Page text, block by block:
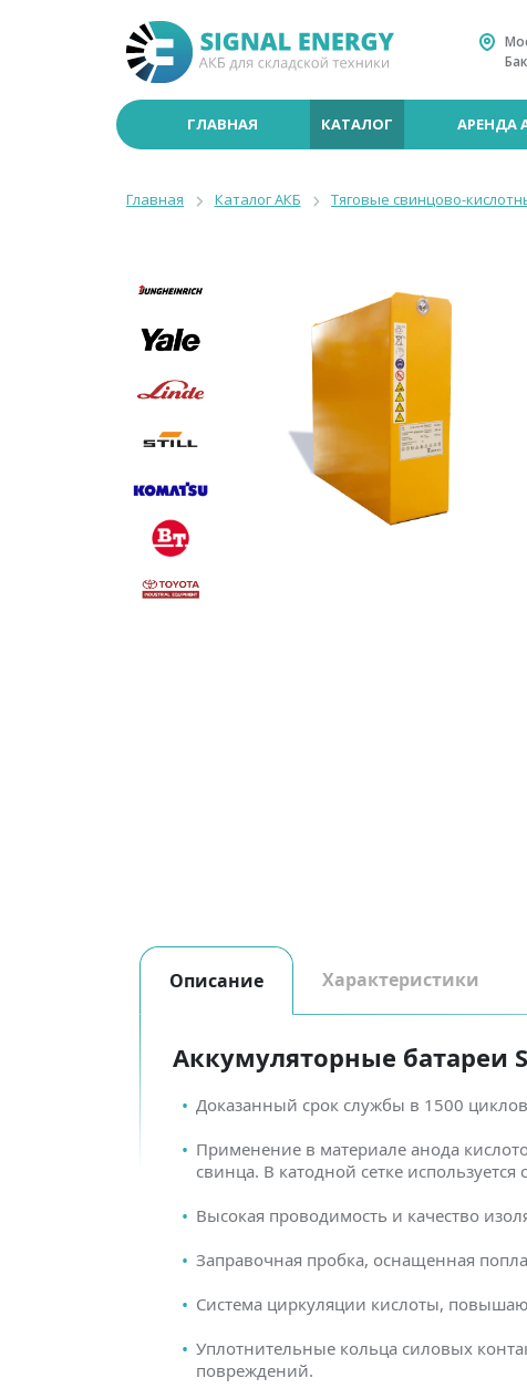
ГЛАВНАЯ КАТАЛОГ АРЕНДА
Главная Каталог АКБ Тяговые свинцово-
Описание Характеристики
Аккумуляторные батареи
Доказанный срок службы в 1500
Применение в материале анода
свинца. В катодной сетке
Высокая проводимость и качество
Заправочная пробка, оснащенная
Система циркуляции кислоты,
Уплотнительные кольца силовых
повреждений.